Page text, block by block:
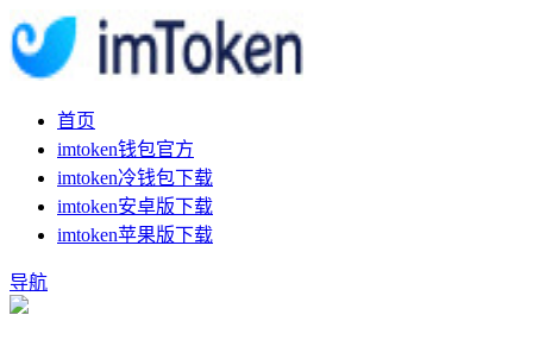
首页
imtoken钱包官方
imtoken冷钱包下载
imtoken安卓版下载
imtoken苹果版下载
导航